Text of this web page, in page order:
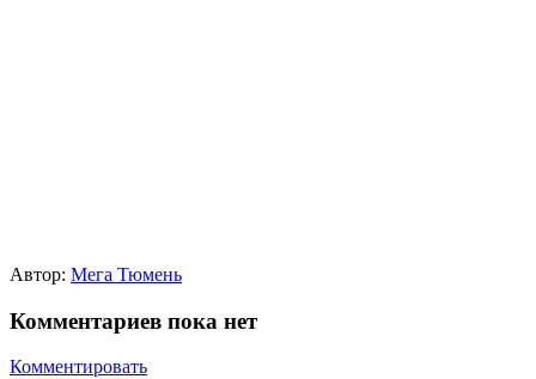
Автор: Мега Тюмень
Комментариев пока нет
Комментировать